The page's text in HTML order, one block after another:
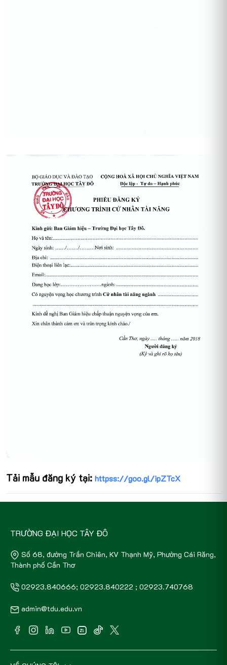
Tải mẫu đăng ký tại: httpss://goo.gl/ipZTcX
TRƯỜNG ĐẠI HỌC TÂY ĐÔ
Số 68, đường Trần Chiên, KV Thạnh Mỹ, Phường Cái Răng,
Thành phố Cần Thơ
02923.840666; 02923.840222 ; 02923.740768
admin@tdu.edu.vn